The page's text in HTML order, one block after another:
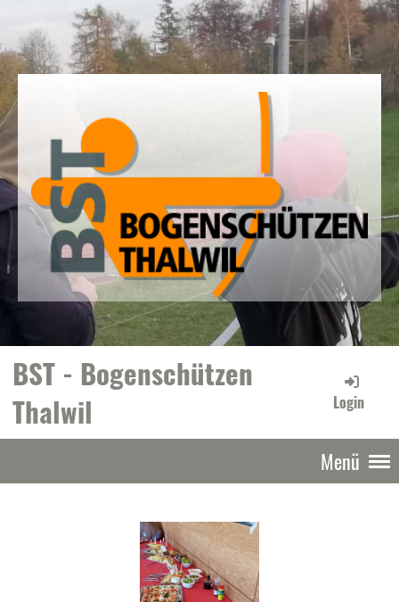
BST - Bogenschützen
Thalwil
Login
Menü